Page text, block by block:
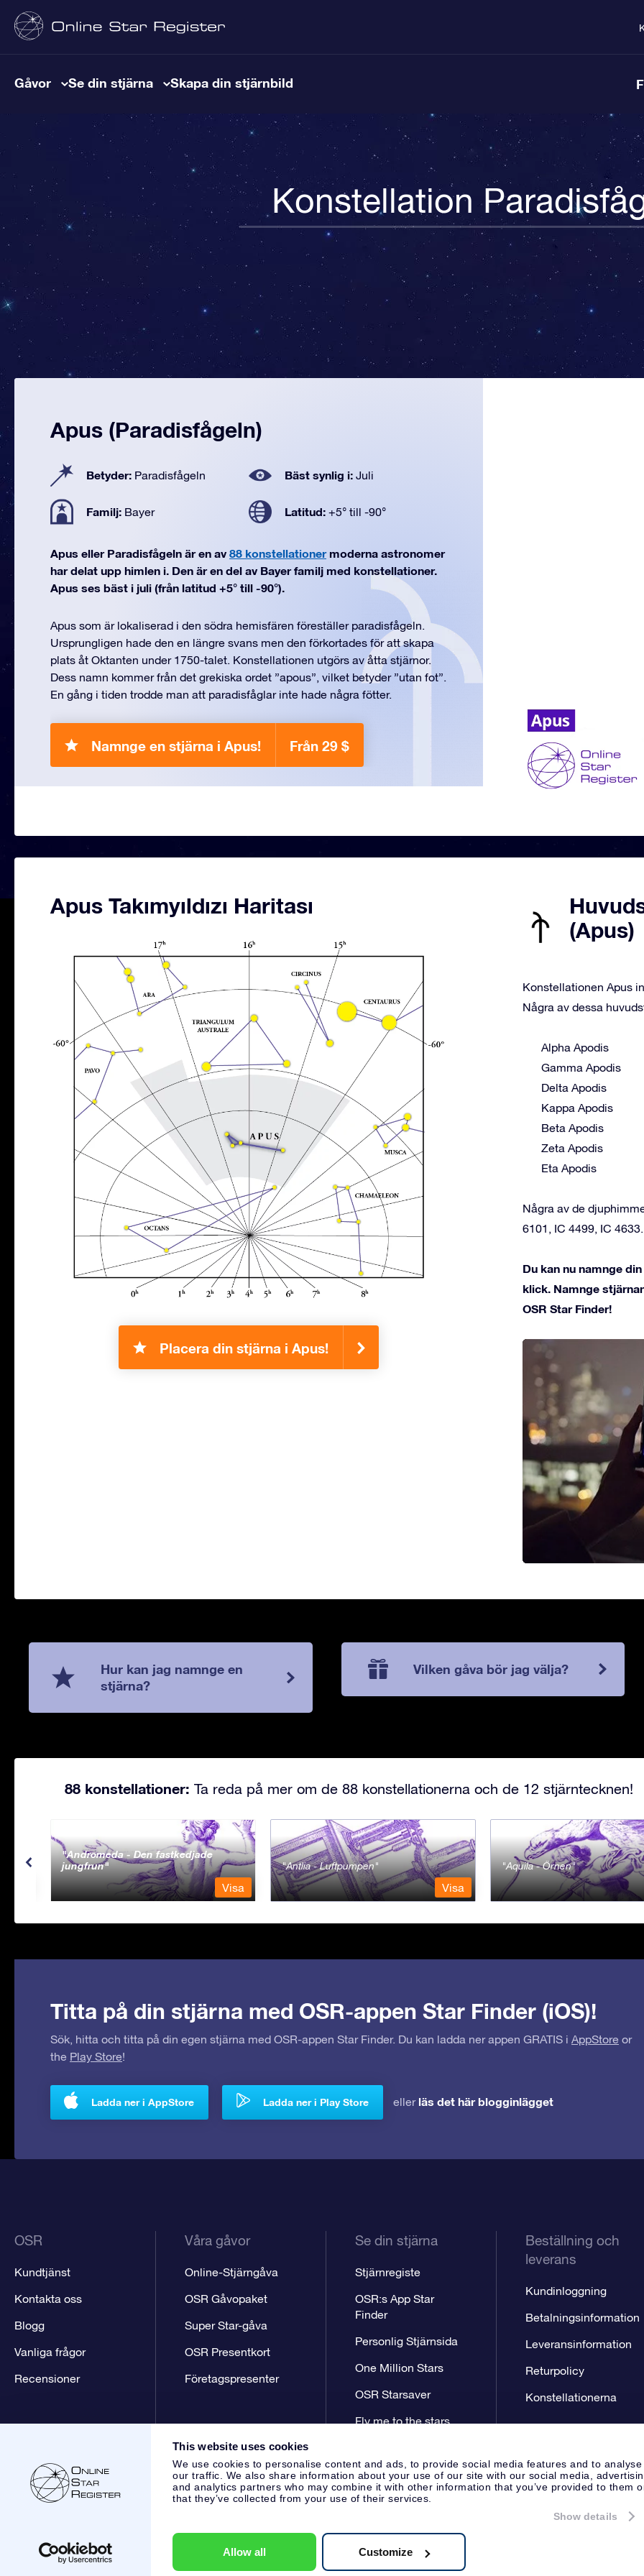
This website uses cookies
We use cookies to personalise content and ads, to provide social media features and to analyse
our traffic. We also share information about your use of our site with our social media,
and analytics partners who may combine it with other information that you’ve provided to them
that they’ve collected from your use of their services.
Show details
Allow all Customize
Gåvor Se din stjärna Skapa din stjärnbild
Konstellation
Apus (Paradisfågeln)
Betyder: Paradisfågeln Bäst synlig i: Juli
Familj: Bayer Latitud: +5° till -90°
Apus eller Paradisfågeln är en av 88 konstellationermoderna astronomer
har delat upp himlen i. Den är en del av Bayer familj med konstellationer.
Apus ses bäst i juli (från latitud +5° till -90°).
Apus som är lokaliserad i den södra hemisfären föreställer paradisfågeln.
Ursprungligen hade den en längre svans men den förkortades för att skapa
plats åt Oktanten under 1750-talet. Konstellationen utgörs av åtta stjärnor.
Dess namn kommer från det grekiska ordet ”apous”, vilket betyder ”utan fot”.
En gång i tiden trodde man att paradisfåglar inte hade några fötter.
Namnge en stjärna i Apus! Från 29 $
Apus Takımyıldızı Haritası
Placera din stjärna i Apus!
(Apus)
Konstellationen Apus
Några av dessa
Alpha Apodis
Gamma Apodis
Delta Apodis
Kappa Apodis
Beta Apodis
Zeta Apodis
Eta Apodis
Några av de
6101, IC 4499, IC 4633.
Du kan nu namnge
klick. Namnge
OSR Star Finder!
Hur kan jag namnge en
stjärna?
Vilken gåva bör jag välja?
88 konstellationer: Ta reda på mer om de 88 konstellationerna och de 12 stjärntecknen!
Andromeda - Den fastkedjade
jungfrun
Visa
Antlia - Luftpumpen
Visa
Aquila - Örnen
Titta på din stjärna med OSR-appen Star Finder (iOS)!
Sök, hitta och titta på din egen stjärna med OSR-appen Star Finder. Du kan ladda ner appen GRATIS i AppStore or
the Play Store!
Ladda ner i AppStore Ladda ner i Play Store eller läs det här blogginlägget
OSR
Kundtjänst
Kontakta oss
Blogg
Vanliga frågor
Recensioner
Våra gåvor
Online-Stjärngåva
OSR Gåvopaket
Super Star-gåva
OSR Presentkort
Företagspresenter
Se din stjärna
Stjärnregiste
OSR:s App Star
Finder
Personlig Stjärnsida
One Million Stars
OSR Starsaver
Fly me to the stars
Beställning och
leverans
Kundinloggning
Betalningsinformation
Leveransinformation
Returpolicy
Konstellationerna
Kundtjänst:help@osr.org KVK: 60333553, VAT: NL 8538.62.722B01
Sekretesspolicy &